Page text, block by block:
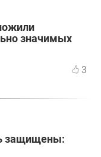
значимых
3
защищены: